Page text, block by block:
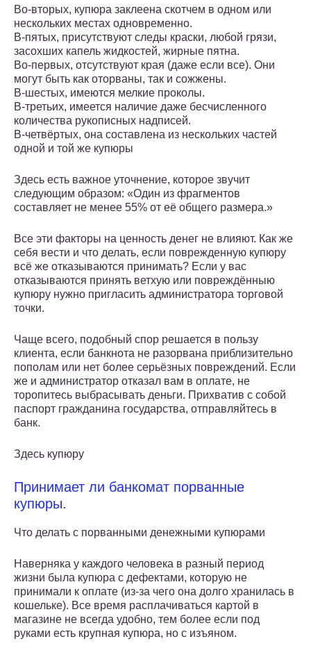
Во-вторых, купюра заклеена скотчем в одном или
нескольких местах одновременно.
В-пятых, присутствуют следы краски, любой грязи,
засохших капель жидкостей, жирные пятна.
Во-первых, отсутствуют края (даже если все). Они
могут быть как оторваны, так и сожжены.
В-шестых, имеются мелкие проколы.
В-третьих, имеется наличие даже бесчисленного
количества рукописных надписей.
В-четвёртых, она составлена из нескольких частей
одной и той же купюры
Здесь есть важное уточнение, которое звучит
следующим образом: «Один из фрагментов
составляет не менее 55% от её общего размера.»
Все эти факторы на ценность денег не влияют. Как же
себя вести и что делать, если поврежденную купюру
всё же отказываются принимать? Если у вас
отказываются принять ветхую или повреждённыю
купюру нужно пригласить администратора торговой
точки.
Чаще всего, подобный спор решается в пользу
клиента, если банкнота не разорвана приблизительно
пополам или нет более серьёзных повреждений. Если
же и администратор отказал вам в оплате, не
торопитесь выбрасывать деньги. Прихватив с собой
паспорт гражданина государства, отправляйтесь в
банк.
Здесь купюру
Принимает ли банкомат порванные
купюры.
Что делать с порванными денежными купюрами
Наверняка у каждого человека в разный период
жизни была купюра с дефектами, которую не
принимали к оплате (из-за чего она долго хранилась в
кошельке). Все время расплачиваться картой в
магазине не всегда удобно, тем более если под
руками есть крупная купюра, но с изъяном.